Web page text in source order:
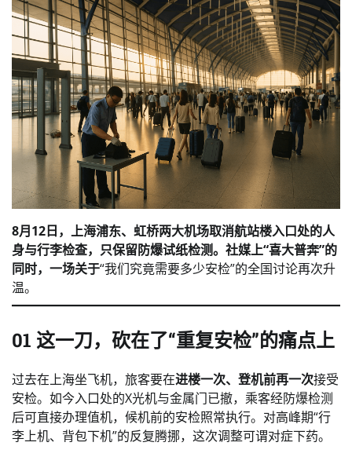
8月12日，上海浦东、虹桥两大机场取消航站楼入口处的人
身与行李检查，只保留防爆试纸检测。社媒上“喜大普奔”的
同时，一场关于“我们究竟需要多少安检”的全国讨论再次升
温。
01 这一刀，砍在了“重复安检”的痛点上
过去在上海坐飞机，旅客要在进楼一次、登机前再一次接受
安检。如今入口处的X光机与金属门已撤，乘客经防爆检测
后可直接办理值机，候机前的安检照常执行。对高峰期“行
李上机、背包下机”的反复腾挪，这次调整可谓对症下药。